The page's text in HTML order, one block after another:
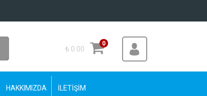
₺ 0.00
0
HAKKIMIZDA İLETİŞİM